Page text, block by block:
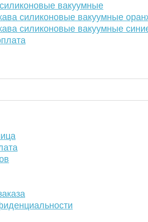
вакуумные
силиконовые вакуумные
силиконовые вакуумные